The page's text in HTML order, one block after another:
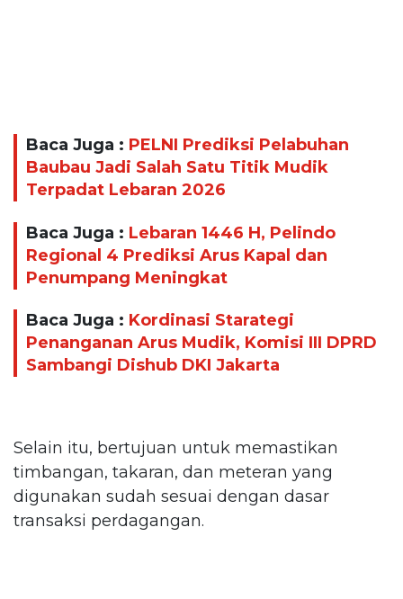
Baca Juga : PELNI Prediksi Pelabuhan
Baubau Jadi Salah Satu Titik Mudik
Terpadat Lebaran 2026
Baca Juga : Lebaran 1446 H, Pelindo
Regional 4 Prediksi Arus Kapal dan
Penumpang Meningkat
Baca Juga : Kordinasi Starategi
Penanganan Arus Mudik, Komisi III DPRD
Sambangi Dishub DKI Jakarta
Selain itu, bertujuan untuk memastikan
timbangan, takaran, dan meteran yang
digunakan sudah sesuai dengan dasar
transaksi perdagangan.